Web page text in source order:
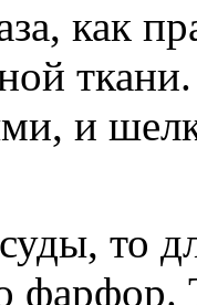
как
и
то
фарфор.